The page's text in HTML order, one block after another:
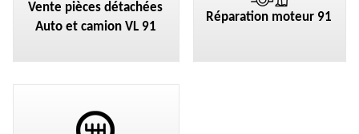
Vente pièces détachées
Auto et camion VL 91
Réparation moteur 91